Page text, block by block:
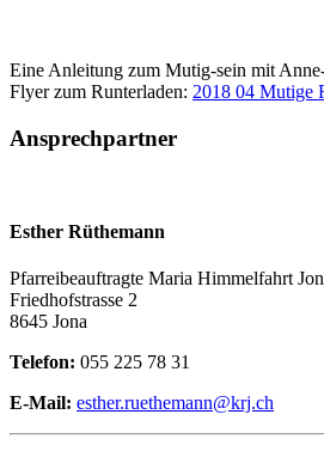
Eine Anleitung zum Mutig-sein mit
Flyer zum Runterladen: 2018 04 Mutige
Ansprechpartner
Esther Rüthemann
Pfarreibeauftragte Maria Himmelfahrt
Friedhofstrasse 2
8645 Jona
Telefon: 055 225 78 31
E-Mail: esther.ruethemann@krj.ch